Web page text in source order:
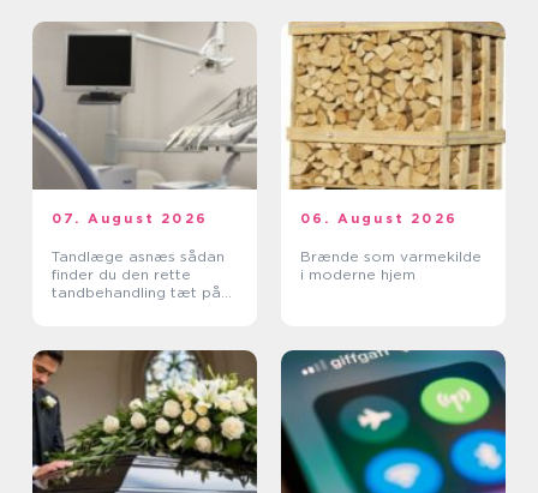
07. August 2026
Tandlæge asnæs sådan
finder du den rette
tandbehandling tæt på
06. August 2026
Brænde som varmekilde
i moderne hjem